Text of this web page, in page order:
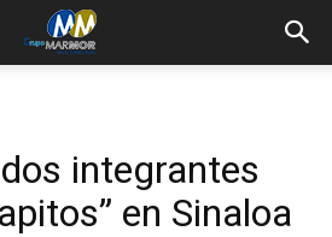
integrantes
en Sinaloa